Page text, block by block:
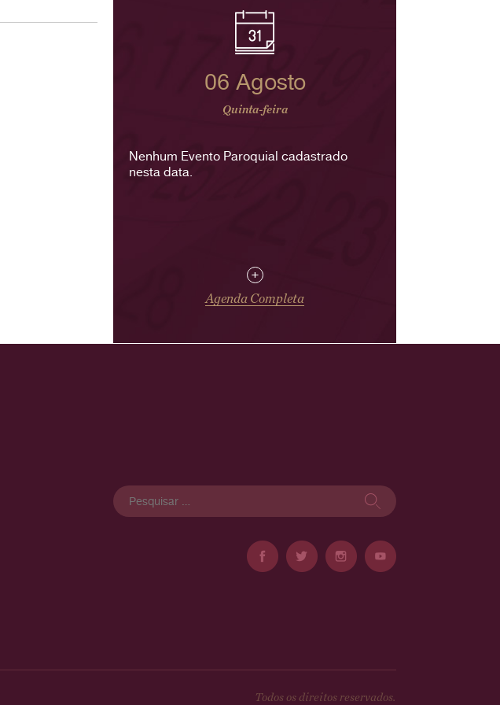
06 Agosto
Quinta-feira
Nenhum Evento Paroquial cadastrado
nesta data.
+
Agenda Completa
Pesquisar
por:
Todos os direitos reservados.